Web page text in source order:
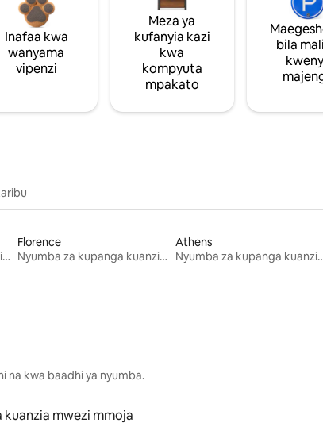
Inafaa kwa
wanyama
vipenzi
Meza ya
kufanyia kazi
kwa
kompyuta
mpakato
bila
Nyumba za kupanga kuanzia mwezi mmoja
Florence
Nyumba za kupanga kuanzia mwezi mmoja
Athens
Nyumba za kupanga
na kwa baadhi ya nyumba.
kuanzia mwezi mmoja